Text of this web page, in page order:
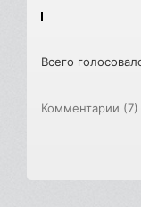
Всего
Комментарии (7)